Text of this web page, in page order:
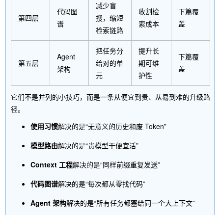
第四层
代码图
谱
减少盲
搜，缩短
检索链路
收割检
索成本
下篇覆
盖
第五层
Agent
架构
把任务分
给对的单
元
提升长
期可维
护性
下篇覆
盖
它们不是并列的小技巧，而是一条从便宜到贵、从易到难的升级路
径。
使用习惯解决的是“无意义的历史和废 Token”
模型路由解决的是“贵模型干便宜活”
Context 工程解决的是“同样前缀重复发送”
代码图谱解决的是“每次都从零找代码”
Agent 架构解决的是“所有任务都塞给同一个大上下文”